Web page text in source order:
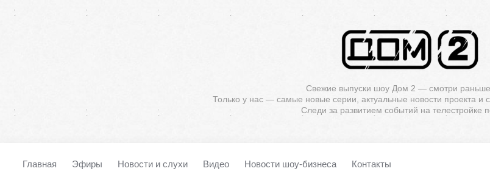
Свежие выпуски шоу Дом 2 — смотри раньше
Только у нас — самые новые серии, актуальные новости проекта и
Следи за развитием событий на телестройке
Главная Эфиры Новости и слухи Видео Новости шоу-бизнеса Контакты